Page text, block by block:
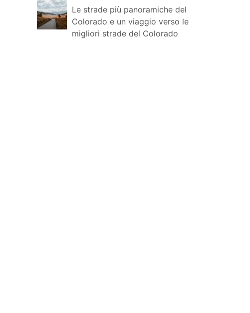
Le strade più panoramiche del
Colorado e un viaggio verso le
migliori strade del Colorado